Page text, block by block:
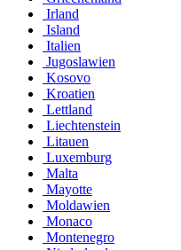
Irland
Island
Italien
Jugoslawien
Kosovo
Kroatien
Lettland
Liechtenstein
Litauen
Luxemburg
Malta
Mayotte
Moldawien
Monaco
Montenegro